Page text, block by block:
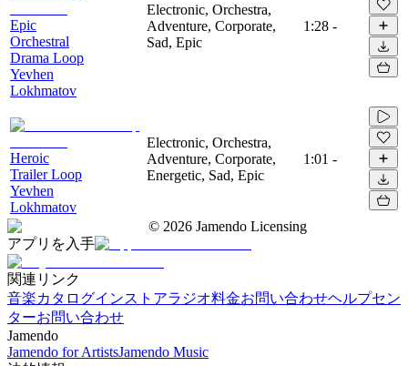
Epic
Orchestral
Drama Loop
Yevhen
Lokhmatov
Electronic, Orchestra,
Adventure, Corporate,
Sad, Epic
1:28 -
Heroic
Trailer Loop
Yevhen
Lokhmatov
Electronic, Orchestra,
Adventure, Corporate,
Energetic, Sad, Epic
1:01 -
© 2026 Jamendo Licensing
アプリを入手
関連リンク
音楽カタログインストアラジオ料金お問い合わせヘルプセン
ターお問い合わせ
Jamendo
Jamendo for ArtistsJamendo Music